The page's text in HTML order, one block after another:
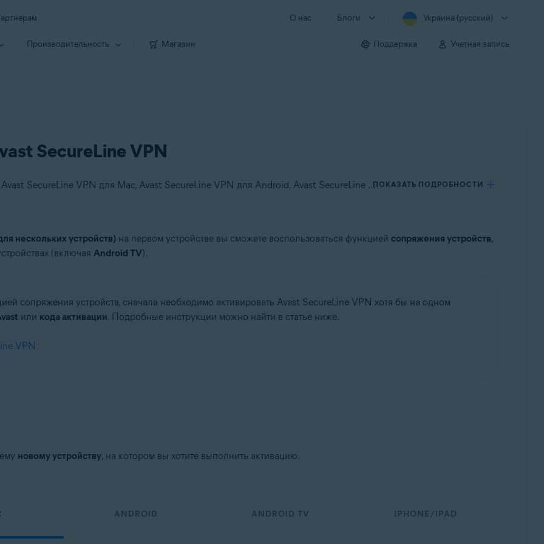
О нас Блоги Украина (русский)
Производи­тельность Магазин Поддержка Учетная запись
SecureLine VPN
Применяется к Avast SecureLine VPN для Windows, Avast SecureLine VPN для Mac, Avast SecureLine VPN для Android, Avast SecureLine VPN для iOSПОКАЗАТЬ ПОДРОБНОСТИ
нескольких устройств)на первом устройстве вы сможете воспользоваться функцией сопряжения устройств,
(включая Android TV).
сопряжения устройств, сначала необходимо активировать Avast SecureLine VPN хотя бы на одном
или кода активации. Подробные инструкции можно найти в статье ниже.
VPN
новому устройству, на котором вы хотите выполнить активацию.
ANDROID ANDROID TV IPHONE/IPAD